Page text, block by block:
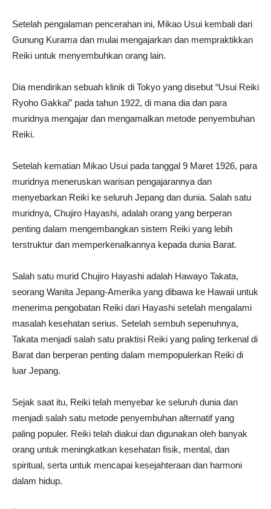
Setelah pengalaman pencerahan ini, Mikao Usui kembali dari
Gunung Kurama dan mulai mengajarkan dan mempraktikkan
Reiki untuk menyembuhkan orang lain.
Dia mendirikan sebuah klinik di Tokyo yang disebut “Usui Reiki
Ryoho Gakkai” pada tahun 1922, di mana dia dan para
muridnya mengajar dan mengamalkan metode penyembuhan
Reiki.
Setelah kematian Mikao Usui pada tanggal 9 Maret 1926, para
muridnya meneruskan warisan pengajarannya dan
menyebarkan Reiki ke seluruh Jepang dan dunia. Salah satu
muridnya, Chujiro Hayashi, adalah orang yang berperan
penting dalam mengembangkan sistem Reiki yang lebih
terstruktur dan memperkenalkannya kepada dunia Barat.
Salah satu murid Chujiro Hayashi adalah Hawayo Takata,
seorang Wanita Jepang-Amerika yang dibawa ke Hawaii untuk
menerima pengobatan Reiki dari Hayashi setelah mengalami
masalah kesehatan serius. Setelah sembuh sepenuhnya,
Takata menjadi salah satu praktisi Reiki yang paling terkenal di
Barat dan berperan penting dalam mempopulerkan Reiki di
luar Jepang.
Sejak saat itu, Reiki telah menyebar ke seluruh dunia dan
menjadi salah satu metode penyembuhan alternatif yang
paling populer. Reiki telah diakui dan digunakan oleh banyak
orang untuk meningkatkan kesehatan fisik, mental, dan
spiritual, serta untuk mencapai kesejahteraan dan harmoni
dalam hidup.